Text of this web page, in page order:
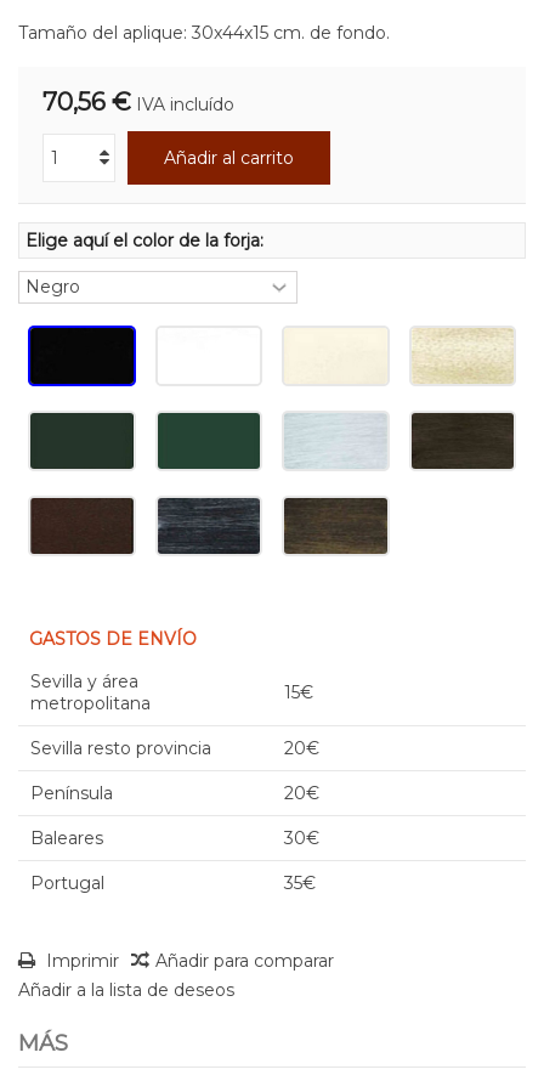
Tamaño del aplique: 30x44x15 cm. de fondo.
70,56 € IVA incluído
Añadir al carrito
Elige aquí el color de la forja:
GASTOS DE ENVÍO
Sevilla y área
metropolitana
15€
Sevilla resto provincia 20€
Península 20€
Baleares 30€
Portugal 35€
Imprimir
Añadir para comparar
Añadir a la lista de deseos
MÁS